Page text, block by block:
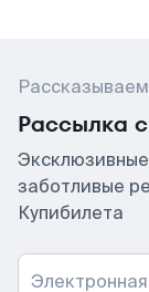
Рассылка
заботливые
Купибилета